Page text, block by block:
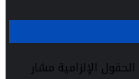
الحقول الإلزامية مشار